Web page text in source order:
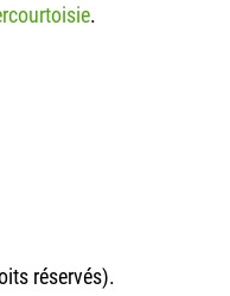
.
réservés).